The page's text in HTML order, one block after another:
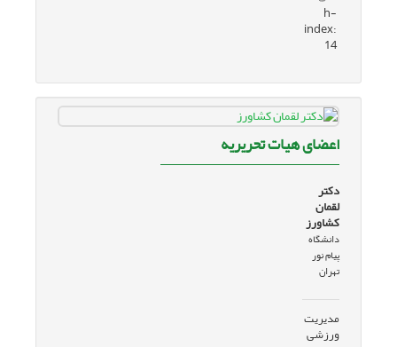
h-
index:
14
اعضای هیات تحریریه
دکتر
لقمان
کشاورز
دانشگاه
پیام نور
تهران
مدیریت
ورزشی